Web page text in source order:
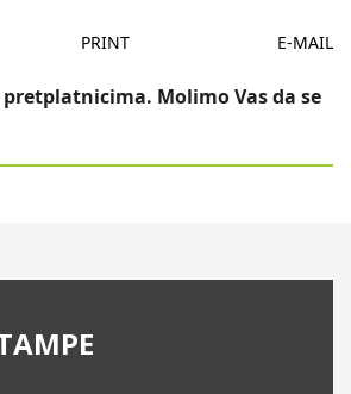
PRINT E-MAIL
Molimo Vas da se